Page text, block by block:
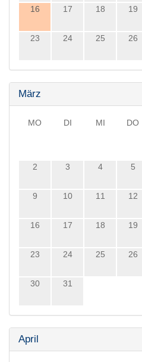
16 17 18 19
23 24 25 26
März
MO DI MI DO
2 3 4 5
9 10 11 12
16 17 18 19
23 24 25 26
30 31
April